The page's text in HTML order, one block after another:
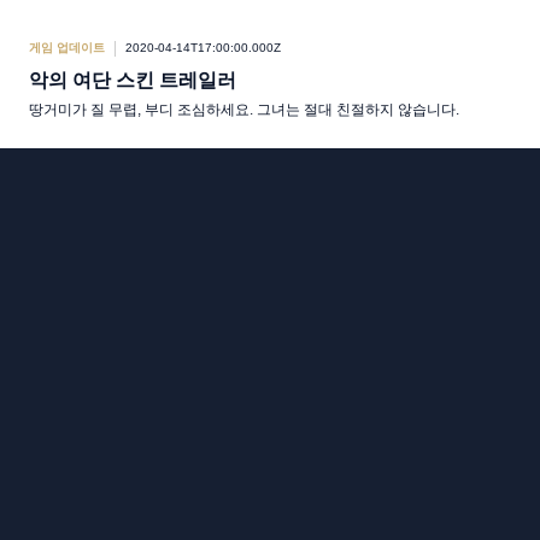
게임 업데이트 2020-04-14T17:00:00.000Z
악의 여단 스킨 트레일러
땅거미가 질 무렵, 부디 조심하세요. 그녀는 절대 친절하지 않습니다.